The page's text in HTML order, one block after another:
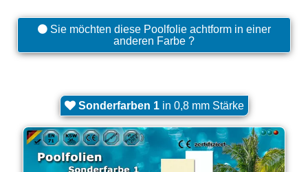
Sie möchten diese Poolfolie achtform in einer
anderen Farbe ?
Sonderfarben 1in 0,8 mm Stärke